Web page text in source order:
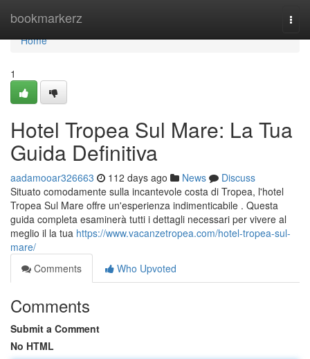
bookmarkerz
Home
Home
1
Hotel Tropea Sul Mare: La Tua
Guida Definitiva
aadamooar326663 112 days ago News
Discuss
Situato comodamente sulla incantevole costa di Tropea, l'hotel
Tropea Sul Mare offre un'esperienza indimenticabile . Questa
guida completa esaminerà tutti i dettagli necessari per vivere al
meglio il la tua https://www.vacanzetropea.com/hotel-tropea-sul-
mare/
Comments
Who Upvoted
Comments
Submit a Comment
No HTML